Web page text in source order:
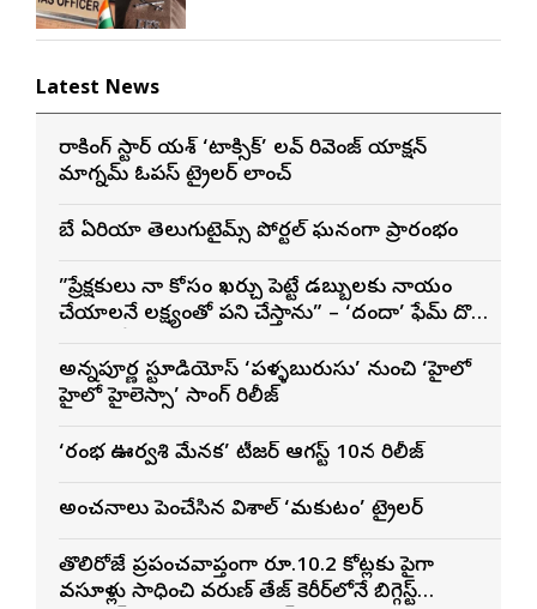
Latest News
రాకింగ్ స్టార్ యశ్ ‘టాక్సిక్’ లవ్ రివెంజ్ యాక్షన్
మాగ్నమ్ ఓపస్‌ ట్రైలర్ లాంచ్
బే ఏరియా తెలుగుటైమ్స్ పోర్టల్ ఘనంగా ప్రారంభం
”ప్రేక్షకులు నా కోసం ఖర్చు పెట్టే డబ్బులకు న్యాయం
చేయాలనే లక్ష్యంతో పని చేస్తాను” – ‘దందా’ ఫేమ్ దొర
అన్నపూర్ణ స్టూడియోస్ ‘పళ్ళబురుసు’ నుంచి ‘హైలో
హైలో హైలెస్సా’ సాంగ్ రిలీజ్
‘రంభ ఊర్వశి మేనక’ టీజర్ ఆగస్ట్ 10న రిలీజ్
అంచనాలు పెంచేసిన విశాల్ ‘మకుటం’ ట్రైలర్
తొలిరోజే ప్రపంచవ్యాప్తంగా రూ.10.2 కోట్లకు పైగా
వసూళ్లు సాధించి వరుణ్ తేజ్ కెరీర్‌లోనే బిగ్గెస్ట్